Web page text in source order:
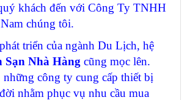
khách đến với Công Ty TNHH
chúng tôi.
triển của ngành Du Lịch, hệ
Sạn Nhà Hàng cũng mọc lên.
những công ty cung cấp thiết bị
nhằm phục vụ nhu cầu mua